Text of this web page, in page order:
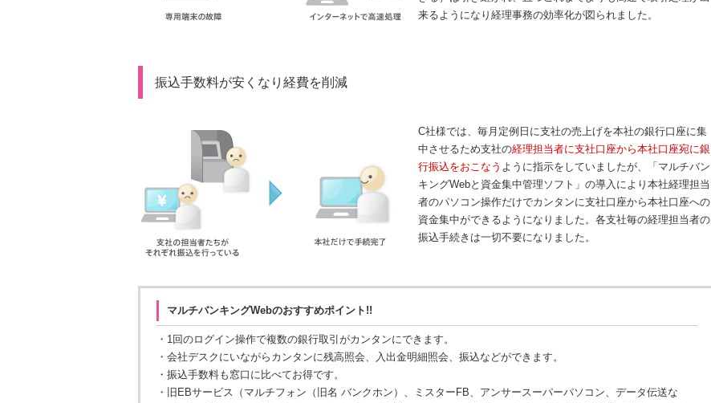
来るようになり経理事務の効率化が図られました。
振込手数料が安くなり経費を削減
C社様では、毎月定例日に支社の売上げを本社の銀行口座に集
中させるため支社の経理担当者に支社口座から本社口座宛に銀
行振込をおこなう ように指示をしていましたが、「マルチバン
キングWebと資金集中管理ソフト」の導入により本社経理担当
者のパソコン操作だけでカンタンに支社口座から本社口座への
資金集中ができるようになりました。各支社毎の経理担当者の
振込手続きは一切不要になりました。
マルチバンキングWebのおすすめポイント!!
・ 1回のログイン操作で複数の銀行取引がカンタンにできます。
・ 会社デスクにいながらカンタンに残高照会、入出金明細照会、振込などができます。
・ 振込手数料も窓口に比べてお得です。
・
旧EBサービス（マルチフォン（旧名 バンクホン）、ミスターFB、アンサースーパーパソコン、データ伝送な